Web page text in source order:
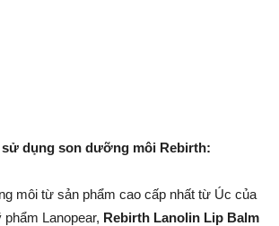
sử dụng son dưỡng môi Rebirth:
môi từ sản phẩm cao cấp nhất từ Úc của
Lanopear, Rebirth Lanolin Lip Balm